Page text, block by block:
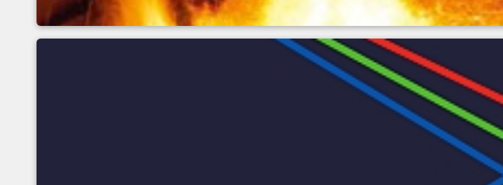
Fundamentos de la medición de